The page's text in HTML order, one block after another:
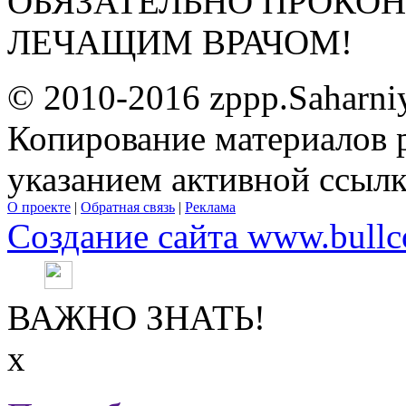
ЛЕЧАЩИМ ВРАЧОМ!
© 2010-2016
Копирование материалов
указанием активной
О проекте | Обратная связь | Реклама
Создание сайта
ВАЖНО ЗНАТЬ!
х